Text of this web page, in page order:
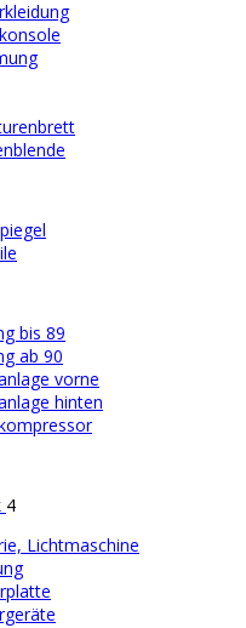
bis 89
ab 90
vorne
hinten
4
Lichtmaschine